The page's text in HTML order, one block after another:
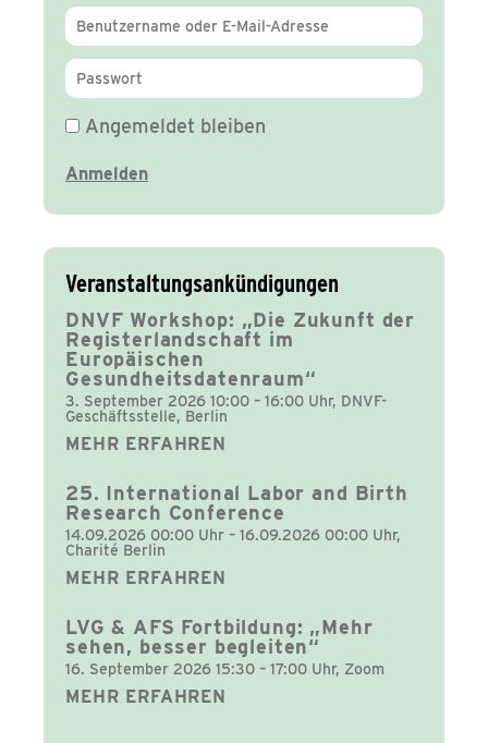
Angemeldet bleiben
Veranstaltungsankündigungen
DNVF Workshop: „Die Zukunft der
Registerlandschaft im
Europäischen
Gesundheitsdatenraum“
3. September 2026 10:00 – 16:00 Uhr, DNVF-
Geschäftsstelle, Berlin
MEHR ERFAHREN
25. International Labor and Birth
Research Conference
14.09.2026 00:00 Uhr – 16.09.2026 00:00 Uhr,
Charité Berlin
MEHR ERFAHREN
LVG & AFS Fortbildung: „Mehr
sehen, besser begleiten“
16. September 2026 15:30 – 17:00 Uhr, Zoom
MEHR ERFAHREN